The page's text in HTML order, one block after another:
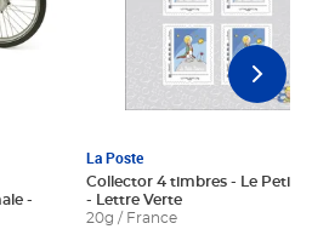
La Poste
Collector 4 timbres - Le Petit
- Lettre Verte
20g / France